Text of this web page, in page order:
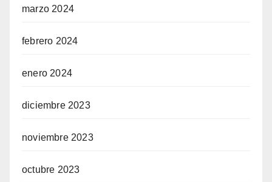
marzo 2024
febrero 2024
enero 2024
diciembre 2023
noviembre 2023
octubre 2023